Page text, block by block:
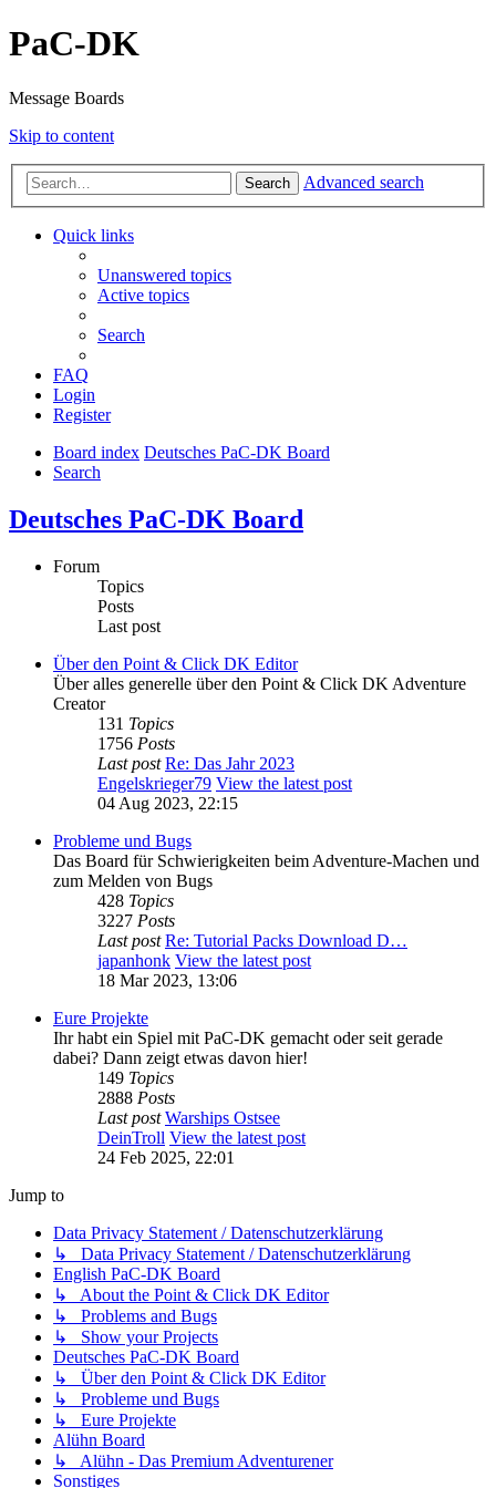
PaC-DK
Message Boards
Skip to content
Search Advanced search
Quick links
Unanswered topics
Active topics
Search
FAQ
Login
Register
Board index Deutsches PaC-DK Board
Search
Deutsches PaC-DK Board
Forum
Topics
Posts
Last post
Über den Point & Click DK Editor
Über alles generelle über den Point & Click DK Adventure
Creator
131 Topics
1756 Posts
Last post Re: Das Jahr 2023
Engelskrieger79 View the latest post
04 Aug 2023, 22:15
Probleme und Bugs
Das Board für Schwierigkeiten beim Adventure-Machen und
zum Melden von Bugs
428 Topics
3227 Posts
Last post Re: Tutorial Packs Download D…
japanhonk View the latest post
18 Mar 2023, 13:06
Eure Projekte
Ihr habt ein Spiel mit PaC-DK gemacht oder seit gerade
dabei? Dann zeigt etwas davon hier!
149 Topics
2888 Posts
Last post Warships Ostsee
DeinTroll View the latest post
24 Feb 2025, 22:01
Jump to
Data Privacy Statement / Datenschutzerklärung
↳ Data Privacy Statement / Datenschutzerklärung
English PaC-DK Board
↳ About the Point & Click DK Editor
↳ Problems and Bugs
↳ Show your Projects
Deutsches PaC-DK Board
↳ Über den Point & Click DK Editor
↳ Probleme und Bugs
↳ Eure Projekte
Alühn Board
↳ Alühn - Das Premium Adventurener
Sonstiges